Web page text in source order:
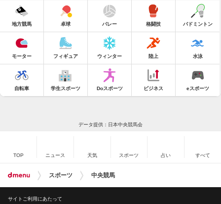
地方競馬 卓球 バレー 格闘技 バドミントン
モーター フィギュア ウィンター 陸上 水泳
自転車 学生スポーツ Doスポーツ ビジネス eスポーツ
データ提供：日本中央競馬会
TOP ニュース 天気 スポーツ 占い すべて
スポーツ 中央競馬
サイトご利用にあたって